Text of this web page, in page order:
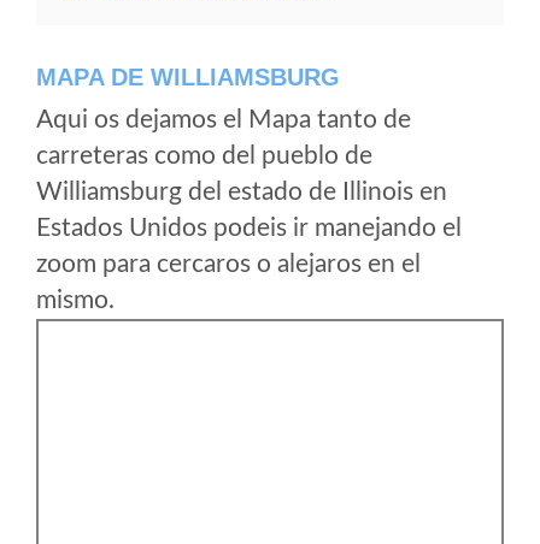
MAPA DE WILLIAMSBURG
Aqui os dejamos el Mapa tanto de
carreteras como del pueblo de
Williamsburg del estado de Illinois en
Estados Unidos podeis ir manejando el
zoom para cercaros o alejaros en el
mismo.